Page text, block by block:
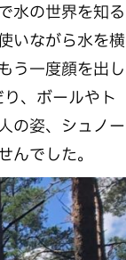
水の世界を知る
いながら水を横
う一度顔を出し
、ボールやト
の姿、シュノー
でした。